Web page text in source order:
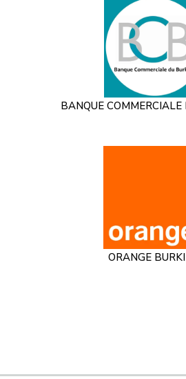
BANQUE
ORANGE